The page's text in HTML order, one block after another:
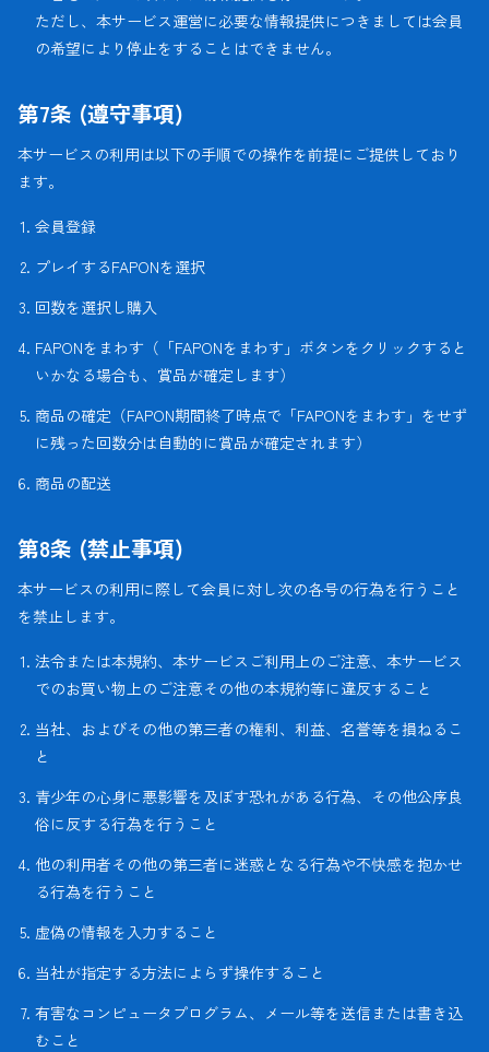
ただし、本サービス運営に必要な情報提供につきましては会員
の希望により停止をすることはできません。
第7条 (遵守事項)
本サービスの利用は以下の手順での操作を前提にご提供しており
ます。
会員登録
プレイするFAPONを選択
回数を選択し購入
FAPONをまわす（「FAPONをまわす」ボタンをクリックすると
いかなる場合も、賞品が確定します）
商品の確定（FAPON期間終了時点で「FAPONをまわす」をせず
に残った回数分は自動的に賞品が確定されます）
商品の配送
第8条 (禁止事項)
本サービスの利用に際して会員に対し次の各号の行為を行うこと
を禁止します。
法令または本規約、本サービスご利用上のご注意、本サービス
でのお買い物上のご注意その他の本規約等に違反すること
当社、およびその他の第三者の権利、利益、名誉等を損ねるこ
と
青少年の心身に悪影響を及ぼす恐れがある行為、その他公序良
俗に反する行為を行うこと
他の利用者その他の第三者に迷惑となる行為や不快感を抱かせ
る行為を行うこと
虚偽の情報を入力すること
当社が指定する方法によらず操作すること
有害なコンピュータプログラム、メール等を送信または書き込
むこと